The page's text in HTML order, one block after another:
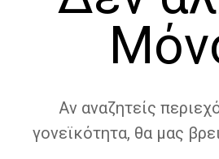
Αν αναζητείς
γονεϊκότητα, θα μας